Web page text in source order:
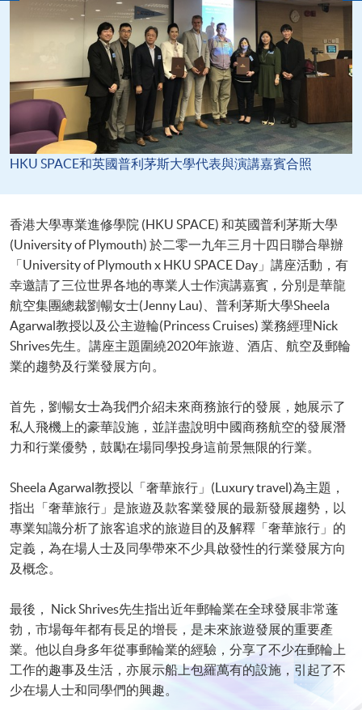
HKU SPACE和英國普利茅斯大學代表與演講嘉賓合照
香港大學專業進修學院 (HKU SPACE) 和英國普利茅斯大學
(University of Plymouth) 於二零一九年三月十四日聯合舉辦
「University of Plymouth x HKU SPACE Day」講座活動，有
幸邀請了三位世界各地的專業人士作演講嘉賓，分別是華龍
航空集團總裁劉暢女士(Jenny Lau)、普利茅斯大學Sheela
Agarwal教授以及公主遊輪(Princess Cruises) 業務經理Nick
Shrives先生。講座主題圍繞2020年旅遊、酒店、航空及郵輪
業的趨勢及行業發展方向。
首先，劉暢女士為我們介紹未來商務旅行的發展，她展示了
私人飛機上的豪華設施，並詳盡說明中國商務航空的發展潛
力和行業優勢，鼓勵在場同學投身這前景無限的行業。
Sheela Agarwal教授以「奢華旅行」(Luxury travel)為主題，
指出「奢華旅行」是旅遊及款客業發展的最新發展趨勢，以
專業知識分析了旅客追求的旅遊目的及解釋「奢華旅行」的
定義，為在場人士及同學帶來不少具啟發性的行業發展方向
及概念。
最後， Nick Shrives先生指出近年郵輪業在全球發展非常蓬
勃，市場每年都有長足的增長，是未來旅遊發展的重要產
業。他以自身多年從事郵輪業的經驗，分享了不少在郵輪上
工作的趣事及生活，亦展示船上包羅萬有的設施，引起了不
少在場人士和同學們的興趣。